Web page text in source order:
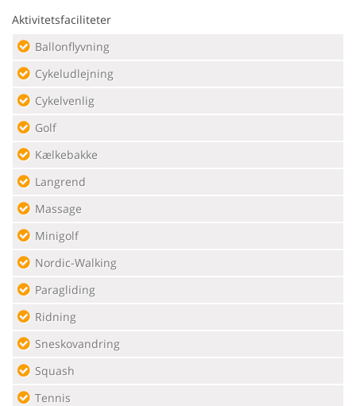
Aktivitetsfaciliteter
Ballonflyvning
Cykeludlejning
Cykelvenlig
Golf
Kælkebakke
Langrend
Massage
Minigolf
Nordic-Walking
Paragliding
Ridning
Sneskovandring
Squash
Tennis